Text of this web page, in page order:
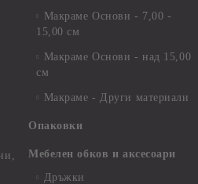
Макраме Основи - 7,00 -
15,00 см
Макраме Основи - над 15,00
см
Макраме - Други материали
Опаковки
Мебелен обков и аксесоари
Дръжки